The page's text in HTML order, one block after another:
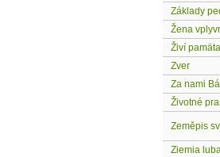
Základy
Žena
Živí
Zver
Za nami
Životné
Zeměpis
Ziemia